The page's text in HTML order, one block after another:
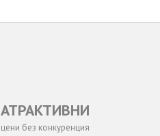
АТРАКТИВНИ
цени без конкуренция